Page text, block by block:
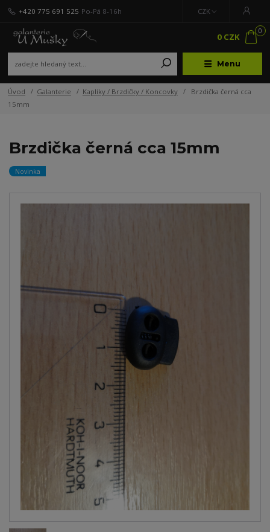
Menu
CZK
+420 775 691 525 Po-Pá 8-16h
0
0 CZK
Úvod Galanterie Kaplíky / Brzdičky / Koncovky
Brzdička černá cca
15mm
Brzdička černá cca 15mm
Novinka